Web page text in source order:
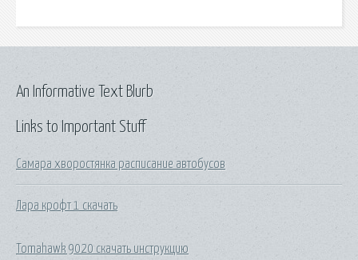
Links to Important Stuff
Самара хворостянка расписание автобусов
Лара крофт 1 скачать
Tomahawk 9020 скачать инструкцию
An Informative Text Blurb